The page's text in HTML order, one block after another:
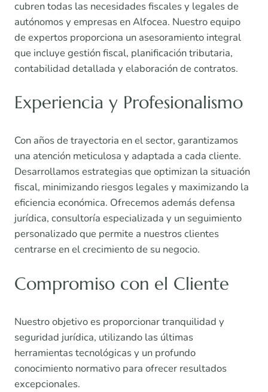
cubren todas las necesidades fiscales y legales de
autónomos y empresas en Alfocea. Nuestro equipo
de expertos proporciona un asesoramiento integral
que incluye gestión fiscal, planificación tributaria,
contabilidad detallada y elaboración de contratos.
Experiencia y Profesionalismo
Con años de trayectoria en el sector, garantizamos
una atención meticulosa y adaptada a cada cliente.
Desarrollamos estrategias que optimizan la situación
fiscal, minimizando riesgos legales y maximizando la
eficiencia económica. Ofrecemos además defensa
jurídica, consultoría especializada y un seguimiento
personalizado que permite a nuestros clientes
centrarse en el crecimiento de su negocio.
Compromiso con el Cliente
Nuestro objetivo es proporcionar tranquilidad y
seguridad jurídica, utilizando las últimas
herramientas tecnológicas y un profundo
conocimiento normativo para ofrecer resultados
excepcionales.